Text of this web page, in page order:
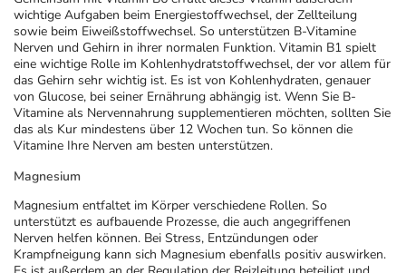
wichtige Aufgaben beim Energiestoffwechsel, der Zellteilung
sowie beim Eiweißstoffwechsel. So unterstützen B-Vitamine
Nerven und Gehirn in ihrer normalen Funktion. Vitamin B1 spielt
eine wichtige Rolle im Kohlenhydratstoffwechsel, der vor allem für
das Gehirn sehr wichtig ist. Es ist von Kohlenhydraten, genauer
von Glucose, bei seiner Ernährung abhängig ist. Wenn Sie B-
Vitamine als Nervennahrung supplementieren möchten, sollten Sie
das als Kur mindestens über 12 Wochen tun. So können die
Vitamine Ihre Nerven am besten unterstützen.
Magnesium
Magnesium entfaltet im Körper verschiedene Rollen. So
unterstützt es aufbauende Prozesse, die auch angegriffenen
Nerven helfen können. Bei Stress, Entzündungen oder
Krampfneigung kann sich Magnesium ebenfalls positiv auswirken.